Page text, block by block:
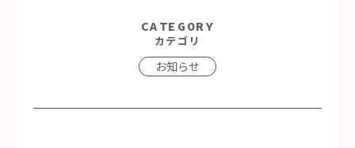
CATEGORY
カテゴリ
お知らせ